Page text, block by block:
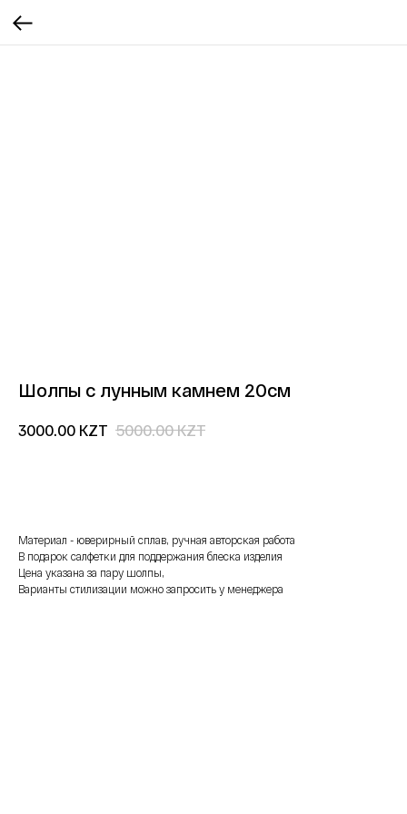
Шолпы с лунным камнем 20см
3000.00 KZT 5000.00 KZT
Материал - юверирный сплав, ручная авторская работа
В подарок салфетки для поддержания блеска изделия
Цена указана за пару шолпы,
Варианты стилизации можно запросить у менеджера